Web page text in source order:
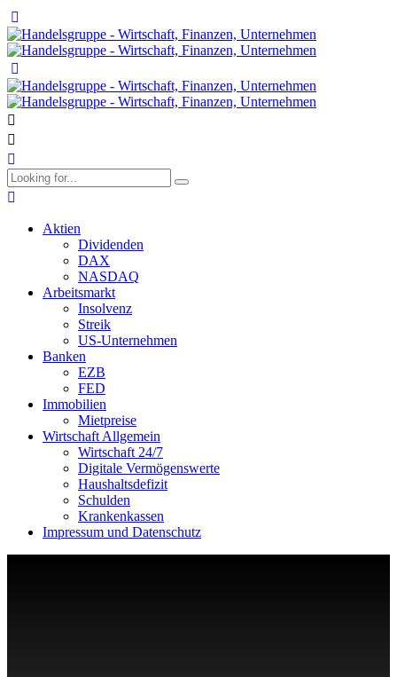
Aktien
Dividenden
DAX
NASDAQ
Arbeitsmarkt
Insolvenz
Streik
US-Unternehmen
Banken
EZB
FED
Immobilien
Mietpreise
Wirtschaft Allgemein
Wirtschaft 24/7
Digitale Vermögenswerte
Haushaltsdefizit
Schulden
Krankenkassen
Impressum und Datenschutz